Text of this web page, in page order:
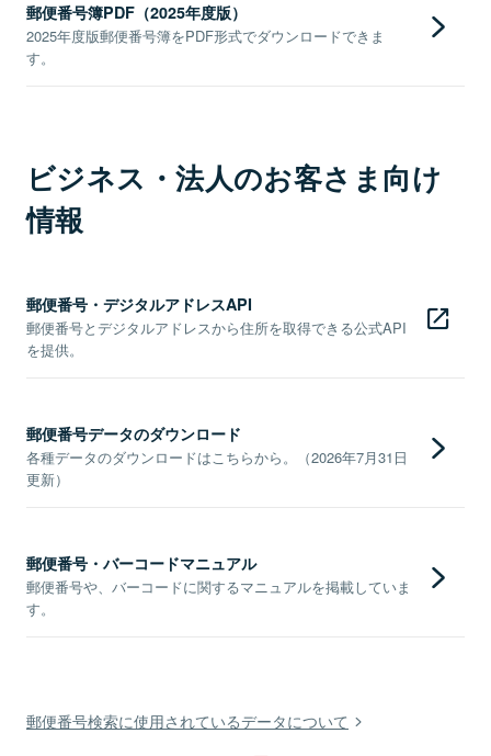
郵便番号簿PDF（2025年度版）
2025年度版郵便番号簿をPDF形式でダウンロードできま
す。
ビジネス・法人のお客さま向け
情報
郵便番号・デジタルアドレスAPI
郵便番号とデジタルアドレスから住所を取得できる公式API
を提供。
郵便番号データのダウンロード
各種データのダウンロードはこちらから。（2026年7月31日
更新）
郵便番号・バーコードマニュアル
郵便番号や、バーコードに関するマニュアルを掲載していま
す。
郵便番号検索に使用されているデータについて